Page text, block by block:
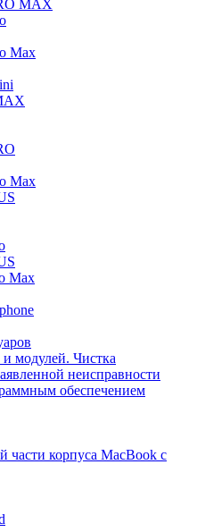
MAX
Max
Max
Max
и модулей. Чистка
неисправности
обеспечением
части корпуса MacBook с